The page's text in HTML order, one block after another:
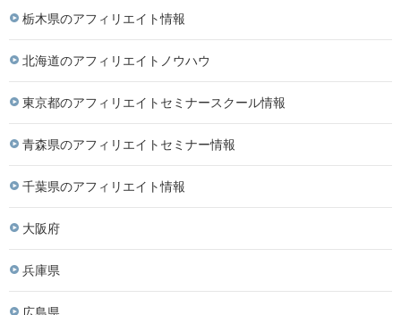
栃木県のアフィリエイト情報
北海道のアフィリエイトノウハウ
東京都のアフィリエイトセミナースクール情報
青森県のアフィリエイトセミナー情報
千葉県のアフィリエイト情報
大阪府
兵庫県